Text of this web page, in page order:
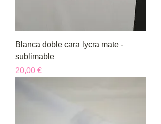
Blanca doble cara lycra mate -
sublimable
Precio
20,00 €